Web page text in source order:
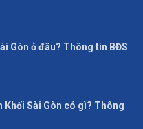
Gòn ở đâu? Thông tin BĐS
Khối Sài Gòn có gì? Thông